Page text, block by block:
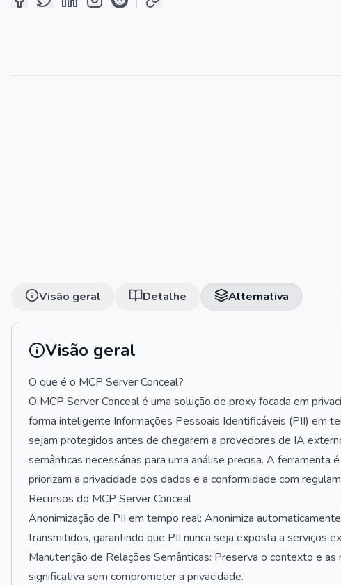
Visão geral Detalhe Alternativa
Visão geral
O que é o MCP Server Conceal?
O MCP Server Conceal é uma solução de proxy focada em
forma inteligente Informações Pessoais Identificáveis (PII) em
sejam protegidos antes de chegarem a provedores de IA
semânticas necessárias para uma análise precisa. A ferramenta
priorizam a privacidade dos dados e a conformidade com
Recursos do MCP Server Conceal
Anonimização de PII em tempo real: Anonimiza
transmitidos, garantindo que PII nunca seja exposta a serviços
Manutenção de Relações Semânticas: Preserva o contexto e
significativa sem comprometer a privacidade.